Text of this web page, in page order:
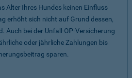
Alter Ihres Hundes keinen Einfluss
erhöht sich nicht auf Grund dessen,
Auch bei der Unfall-OP-Versicherung
oder jährliche Zahlungen bis
sparen.